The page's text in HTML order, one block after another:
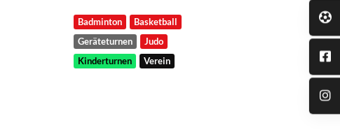
Badminton
Basketball
Geräteturnen
Judo
Kinderturnen
Verein